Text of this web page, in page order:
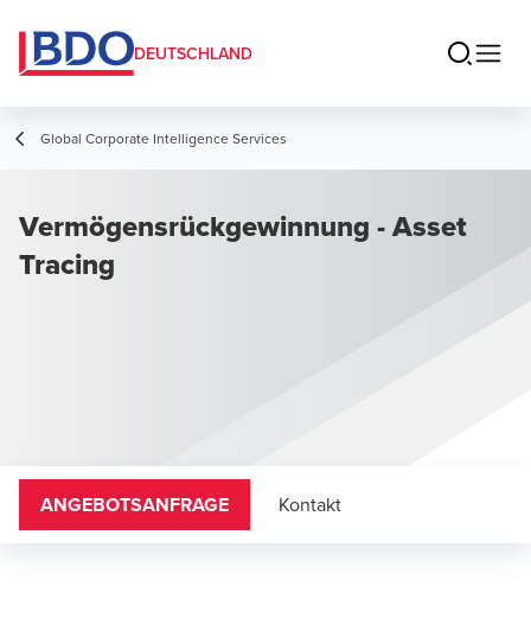
DEUTSCHLAND
Global Corporate Intelligence Services
Vermögensrückgewinnung - Asset
Tracing
ANGEBOTSANFRAGE Kontakt